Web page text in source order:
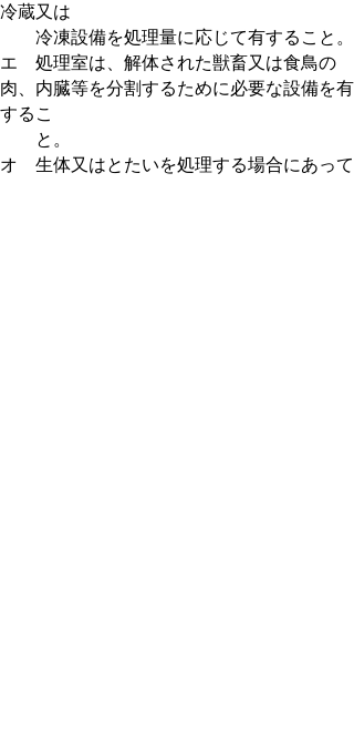
冷蔵又は
冷凍設備を処理量に応じて有すること。
エ 処理室は、解体された獣畜又は食鳥の
肉、内臓等を分割するために必要な設備を有
するこ
と。
オ 生体又はとたいを処理する場合にあって